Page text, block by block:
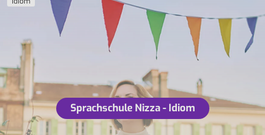
Sprachschule Nizza - Idiom